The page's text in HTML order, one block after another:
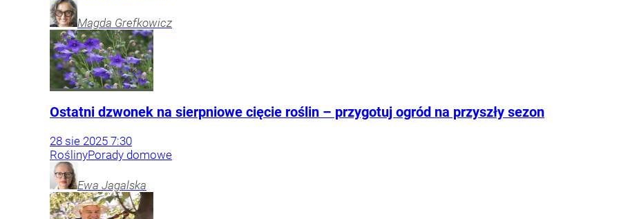
Magda Grefkowicz
Ostatni dzwonek na sierpniowe cięcie roślin – przygotuj ogród na przyszły sezon
28 sie 2025 7:30
RoślinyPorady domowe
Ewa Jagalska